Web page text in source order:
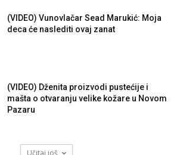
(VIDEO) Vunovlačar Sead Marukić: Moja
deca će naslediti ovaj zanat
(VIDEO) Dženita proizvodi pustećije i
mašta o otvaranju velike kožare u Novom
Pazaru